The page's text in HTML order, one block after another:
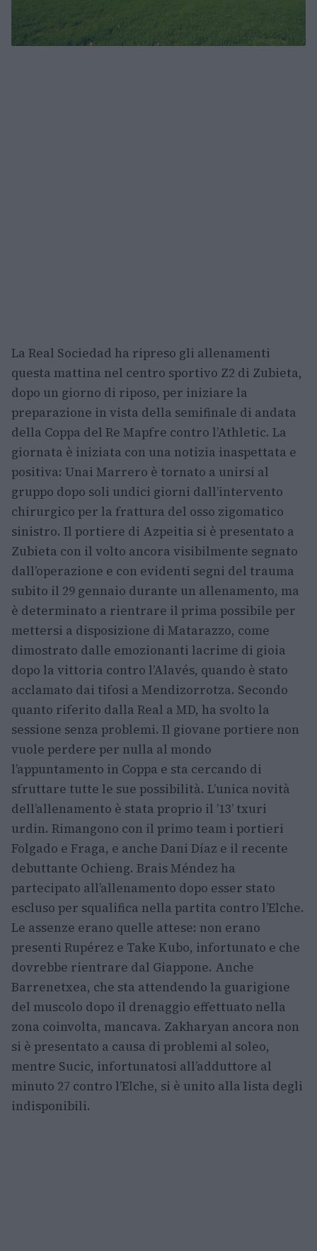
La Real Sociedad ha ripreso gli allenamenti
questa mattina nel centro sportivo Z2 di Zubieta,
dopo un giorno di riposo, per iniziare la
preparazione in vista della semifinale di andata
della Coppa del Re Mapfre contro l’Athletic. La
giornata è iniziata con una notizia inaspettata e
positiva: Unai Marrero è tornato a unirsi al
gruppo dopo soli undici giorni dall’intervento
chirurgico per la frattura del osso zigomatico
sinistro. Il portiere di Azpeitia si è presentato a
Zubieta con il volto ancora visibilmente segnato
dall’operazione e con evidenti segni del trauma
subito il 29 gennaio durante un allenamento, ma
è determinato a rientrare il prima possibile per
mettersi a disposizione di Matarazzo, come
dimostrato dalle emozionanti lacrime di gioia
dopo la vittoria contro l’Alavés, quando è stato
acclamato dai tifosi a Mendizorrotza. Secondo
quanto riferito dalla Real a MD, ha svolto la
sessione senza problemi. Il giovane portiere non
vuole perdere per nulla al mondo
l’appuntamento in Coppa e sta cercando di
sfruttare tutte le sue possibilità. L’unica novità
dell’allenamento è stata proprio il ’13’ txuri
urdin. Rimangono con il primo team i portieri
Folgado e Fraga, e anche Dani Díaz e il recente
debuttante Ochieng. Brais Méndez ha
partecipato all’allenamento dopo esser stato
escluso per squalifica nella partita contro l’Elche.
Le assenze erano quelle attese: non erano
presenti Rupérez e Take Kubo, infortunato e che
dovrebbe rientrare dal Giappone. Anche
Barrenetxea, che sta attendendo la guarigione
del muscolo dopo il drenaggio effettuato nella
zona coinvolta, mancava. Zakharyan ancora non
si è presentato a causa di problemi al soleo,
mentre Sucic, infortunatosi all’adduttore al
minuto 27 contro l’Elche, si è unito alla lista degli
indisponibili.